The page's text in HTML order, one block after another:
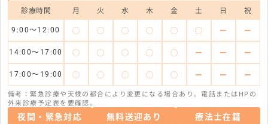
診療時間 月 火 水 木 金 土 日 祝
9:00～12:00 ◯ ◯ ◯ ◯ ◯ ◯ ー ー
14:00～17:00 ◯ ◯ ◯ ◯ ◯ ー ー ー
17:00～19:00 ◯ ◯ ◯ ◯ ◯ ー ー ー
備考：緊急診療や天候の都合により変更になる場合あり。電話またはHPの
外来診療予定表を要確認。
夜間・緊急対応 無料送迎あり
療法士在籍